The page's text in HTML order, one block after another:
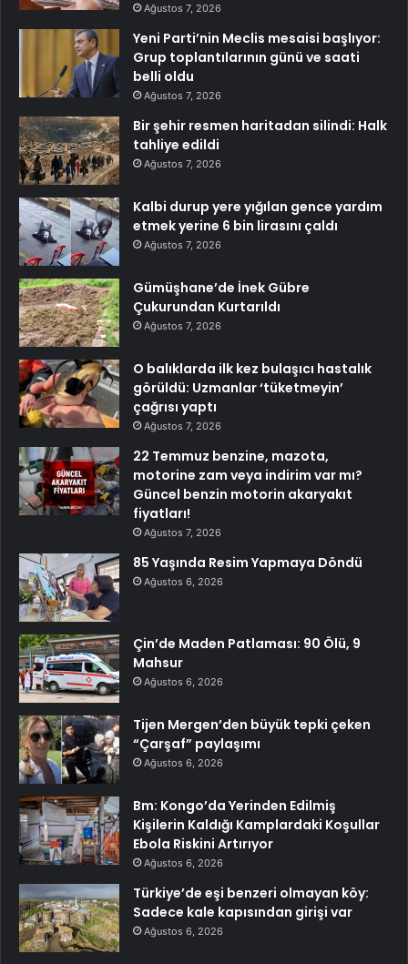
Ağustos 7, 2026
Yeni Parti’nin Meclis mesaisi başlıyor:
Grup toplantılarının günü ve saati
belli oldu
Ağustos 7, 2026
Bir şehir resmen haritadan silindi: Halk
tahliye edildi
Ağustos 7, 2026
Kalbi durup yere yığılan gence yardım
etmek yerine 6 bin lirasını çaldı
Ağustos 7, 2026
Gümüşhane’de İnek Gübre
Çukurundan Kurtarıldı
Ağustos 7, 2026
O balıklarda ilk kez bulaşıcı hastalık
görüldü: Uzmanlar ‘tüketmeyin’
çağrısı yaptı
Ağustos 7, 2026
22 Temmuz benzine, mazota,
motorine zam veya indirim var mı?
Güncel benzin motorin akaryakıt
fiyatları!
Ağustos 7, 2026
85 Yaşında Resim Yapmaya Döndü
Ağustos 6, 2026
Çin’de Maden Patlaması: 90 Ölü, 9
Mahsur
Ağustos 6, 2026
Tijen Mergen’den büyük tepki çeken
“Çarşaf” paylaşımı
Ağustos 6, 2026
Bm: Kongo’da Yerinden Edilmiş
Kişilerin Kaldığı Kamplardaki Koşullar
Ebola Riskini Artırıyor
Ağustos 6, 2026
Türkiye’de eşi benzeri olmayan köy:
Sadece kale kapısından girişi var
Ağustos 6, 2026